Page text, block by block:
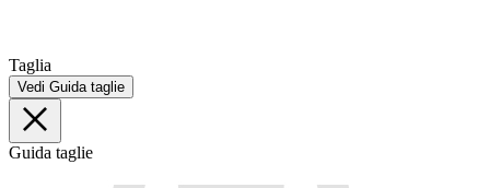
Taglia
Vedi Guida taglie
Guida taglie